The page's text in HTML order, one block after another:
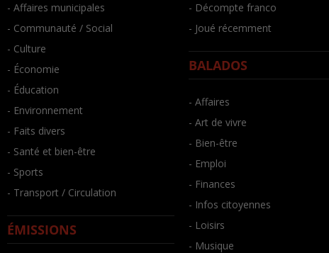
- Affaires municipales
- Communauté / Social
- Culture
- Économie
- Éducation
- Environnement
- Faits divers
- Santé et bien-être
- Sports
- Transport / Circulation
ÉMISSIONS
- Décompte franco
- Joué récemment
BALADOS
- Affaires
- Art de vivre
- Bien-être
- Emploi
- Finances
- Infos citoyennes
- Loisirs
- Musique